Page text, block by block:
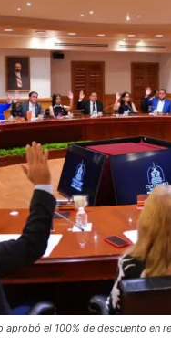
aprobó el 100% de descuento en